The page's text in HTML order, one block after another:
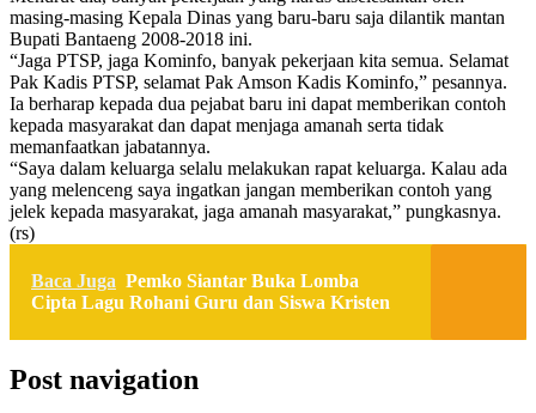
masing-masing Kepala Dinas yang baru-baru saja dilantik mantan
Bupati Bantaeng 2008-2018 ini.
“Jaga PTSP, jaga Kominfo, banyak pekerjaan kita semua. Selamat
Pak Kadis PTSP, selamat Pak Amson Kadis Kominfo,” pesannya.
Ia berharap kepada dua pejabat baru ini dapat memberikan contoh
kepada masyarakat dan dapat menjaga amanah serta tidak
memanfaatkan jabatannya.
“Saya dalam keluarga selalu melakukan rapat keluarga. Kalau ada
yang melenceng saya ingatkan jangan memberikan contoh yang
jelek kepada masyarakat, jaga amanah masyarakat,” pungkasnya.
(rs)
Baca Juga Pemko Siantar Buka Lomba
Cipta Lagu Rohani Guru dan Siswa Kristen
Post navigation